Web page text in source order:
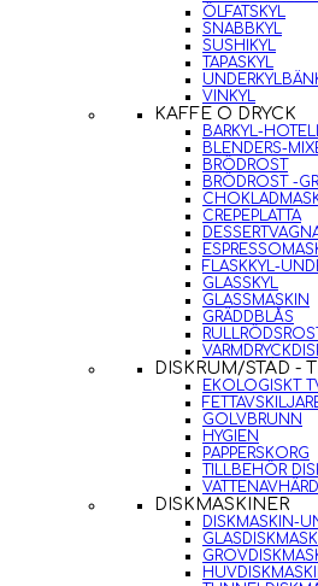
ÖLFATSKYL
SNABBKYL
SUSHIKYL
TAPASKYL
VINKYL
KAFFE O DRYCK
BARKYL-
BLENDERS-
BRÖDROST
BRÖDROST -
CREPEPLATTA
FLASKKYL-
GLASSKYL
GLASSMASKIN
GRÄDDBLÅS
DISKRUM/STÄD -
EKOLOGISKT
GOLVBRUNN
HYGIEN
PAPPERSKORG
TILLBEHÖR
DISKMASKINER
DISKMASKIN-